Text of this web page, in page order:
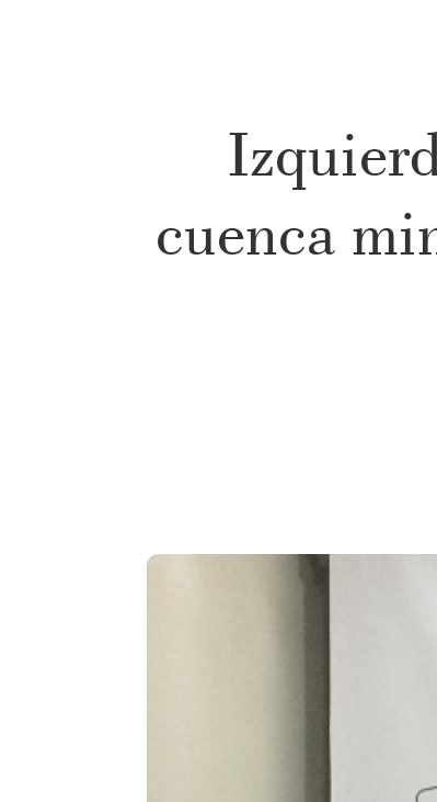
cuenca